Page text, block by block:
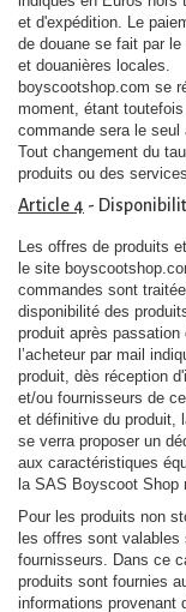
et d'expédition. Le
de douane se fait par
et douanières locales.
boyscootshop.com se
moment, étant
commande sera le seul
Tout changement du
produits ou des
Article 4 -
Les offres de produits
le site
commandes sont
disponibilité des
produit après
l’acheteur par mail
produit, dès réception
et/ou fournisseurs de
et définitive du produit,
se verra proposer un
aux caractéristiques
la SAS Boyscoot Shop
Pour les produits non
les offres sont
fournisseurs. Dans ce
produits sont fournies
informations provenant